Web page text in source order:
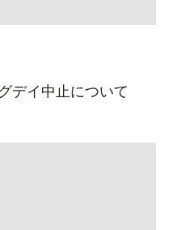
デイ中止について